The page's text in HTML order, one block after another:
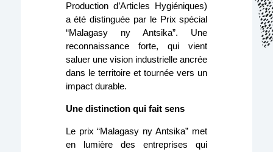
Production d’Articles Hygiéniques)
a été distinguée par le Prix spécial
“Malagasy ny Antsika”. Une
reconnaissance forte, qui vient
saluer une vision industrielle ancrée
dans le territoire et tournée vers un
impact durable.
Une distinction qui fait sens
Le prix “Malagasy ny Antsika” met
en lumière des entreprises qui